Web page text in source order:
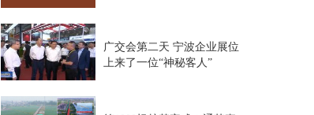
广交会第二天 宁波企业展位
上来了一位“神秘客人”